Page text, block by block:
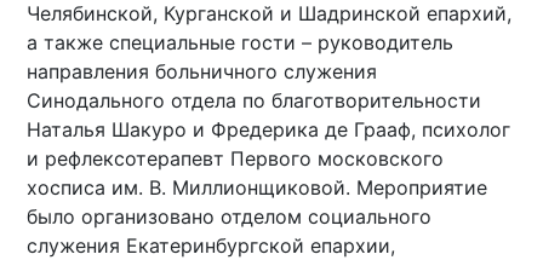
Челябинской, Курганской и Шадринской епархий,
а также специальные гости – руководитель
направления больничного служения
Синодального отдела по благотворительности
Наталья Шакуро и Фредерика де Грааф, психолог
и рефлексотерапевт Первого московского
хосписа им. В. Миллионщиковой. Мероприятие
было организовано отделом социального
служения Екатеринбургской епархии,